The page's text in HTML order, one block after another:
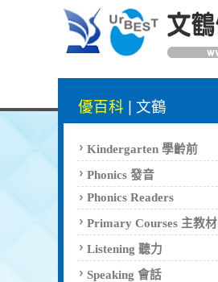
優百科 文鶴
Kindergarten 學齡前
Phonics 發音
Phonics Readers
Primary Courses 主教材
Listening 聽力
Speaking 會話